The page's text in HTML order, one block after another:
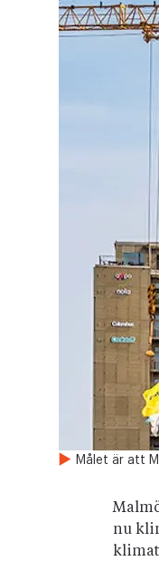
Målet är att
nu